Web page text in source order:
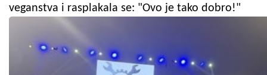
veganstva i rasplakala se: "Ovo je tako dobro!"